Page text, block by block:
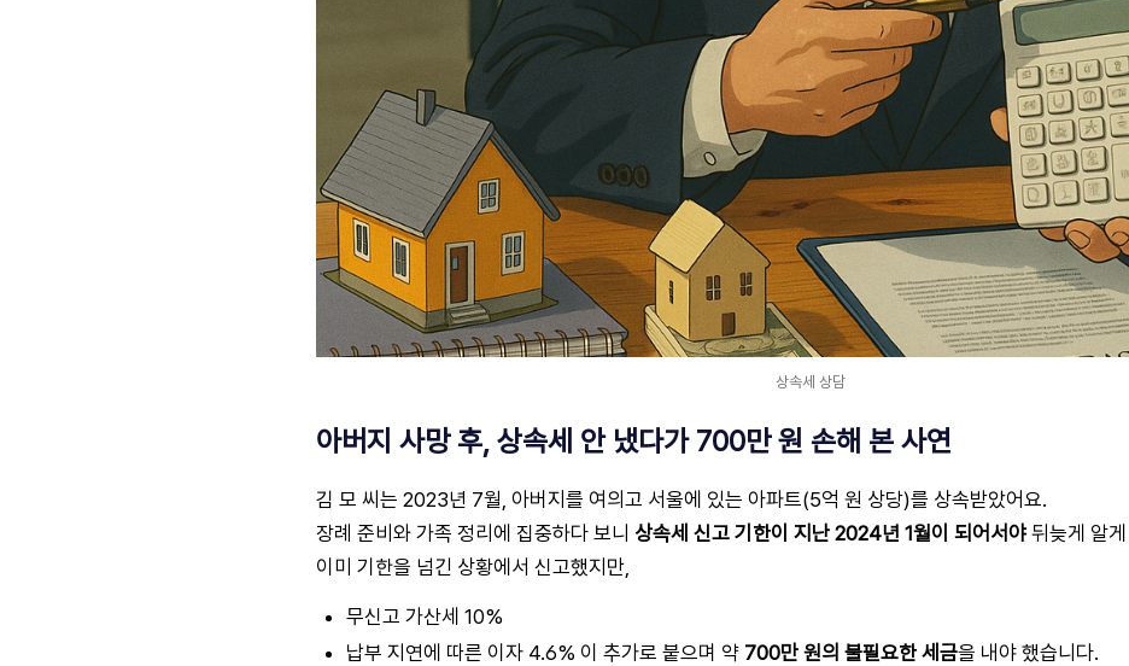
상속세 상담
아버지 사망 후, 상속세 안 냈다가 700만 원 손해 본 사연
김 모 씨는 2023년 7월, 아버지를 여의고 서울에 있는 아파트(5억 원 상당)를 상속받았어요.
장례 준비와 가족 정리에 집중하다 보니 상속세 신고 기한이 지난 2024년 1월이 되어서야 뒤늦게 알
이미 기한을 넘긴 상황에서 신고했지만,
무신고 가산세 10%
납부 지연에 따른 이자 4.6% 이 추가로 붙으며 약 700만 원의 불필요한 세금을 내야 했습니다.